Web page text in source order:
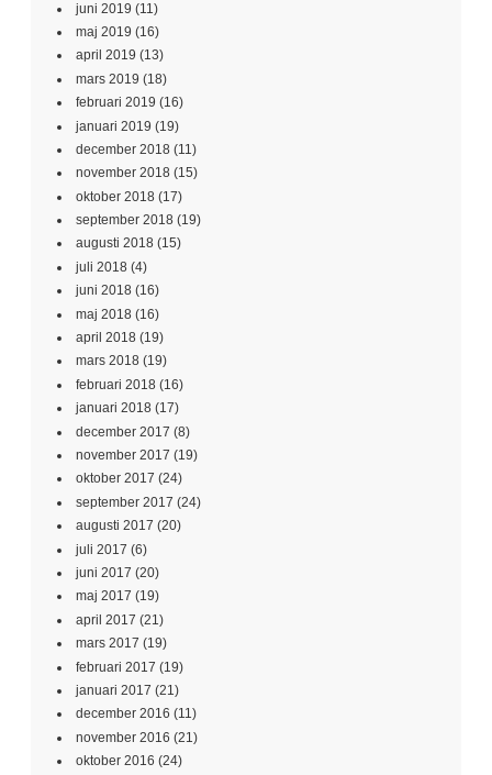
juni 2019 (11)
maj 2019 (16)
april 2019 (13)
mars 2019 (18)
februari 2019 (16)
januari 2019 (19)
december 2018 (11)
november 2018 (15)
oktober 2018 (17)
september 2018 (19)
augusti 2018 (15)
juli 2018 (4)
juni 2018 (16)
maj 2018 (16)
april 2018 (19)
mars 2018 (19)
februari 2018 (16)
januari 2018 (17)
december 2017 (8)
november 2017 (19)
oktober 2017 (24)
september 2017 (24)
augusti 2017 (20)
juli 2017 (6)
juni 2017 (20)
maj 2017 (19)
april 2017 (21)
mars 2017 (19)
februari 2017 (19)
januari 2017 (21)
december 2016 (11)
november 2016 (21)
oktober 2016 (24)